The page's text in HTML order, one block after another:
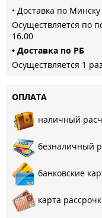
• Доставка по Минску
Осуществляется по
16.00
• Доставка по РБ
Осуществляется 1
ОПЛАТА
наличный
безналичный
банковские
карта